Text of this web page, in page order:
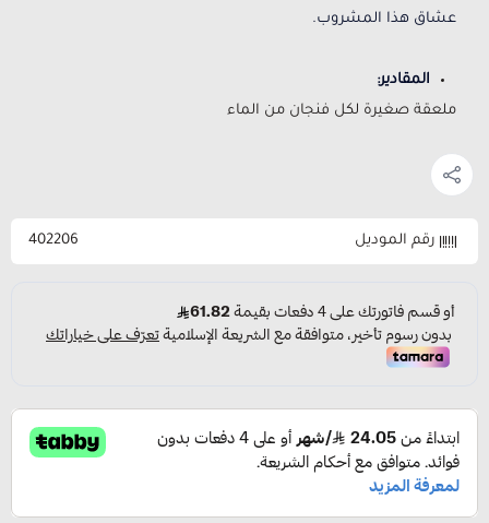
عشاق هذا المشروب.
المقادير:
ملعقة صغيرة لكل فنجان من الماء
رقم الموديل 402206